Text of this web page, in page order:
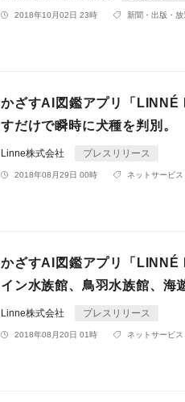
2018年10月02日 23時 新聞・出版・放
かざすAI図鑑アプリ「LINNÉ
すだけで瞬時に犬種を判別。
Linne株式会社 プレスリリース
2018年08月29日 00時 ネットサービス
かざすAI図鑑アプリ「
イン水族館、鳥羽水族館、海
Linne株式会社 プレスリリース
2018年08月20日 01時 ネットサービス